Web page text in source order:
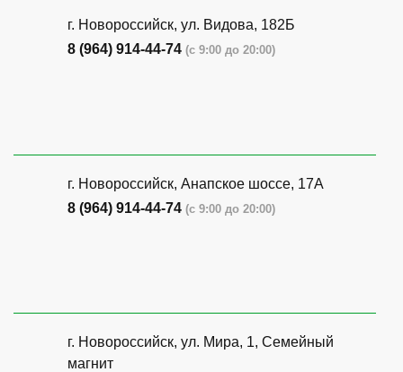
г. Новороссийск, ул. Видова, 182Б
8 (964) 914-44-74 (с 9:00 до 20:00)
г. Новороссийск, Анапское шоссе, 17А
8 (964) 914-44-74 (с 9:00 до 20:00)
г. Новороссийск, ул. Мира, 1, Семейный
магнит